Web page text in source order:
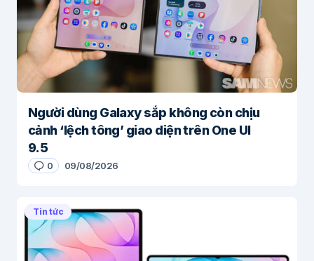
Người dùng Galaxy sắp không còn chịu
cảnh ‘lệch tông’ giao diện trên One UI
9.5
0 09/08/2026
Tin tức